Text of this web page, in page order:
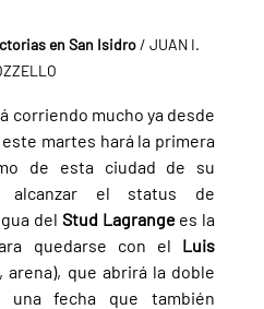
en San Isidro / JUAN I.
corriendo mucho ya desde
martes hará la primera
de esta ciudad de su
alcanzar el status de
del Stud Lagrange es la
quedarse con el Luis
arena), que abrirá la doble
una fecha que también